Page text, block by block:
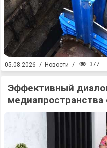
05.08.2026 / Новости / 377
Эффективный